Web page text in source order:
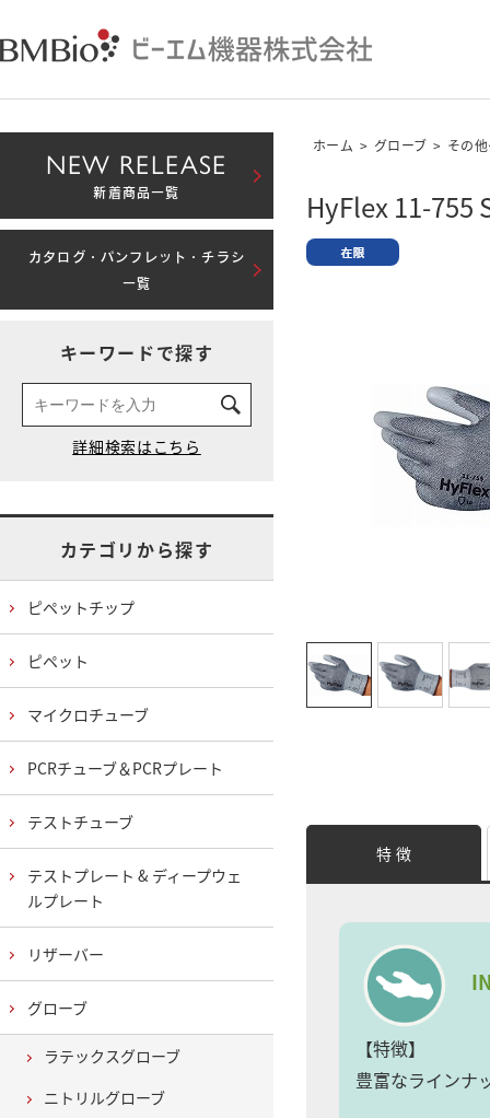
ホーム > グローブ > その
HyFlex 11-755
特 徴
【特徴】
豊富なラインナ
NEW RELEASE
新着商品一覧
カタログ・パンフレット・チラシ
一覧
キーワードで探す
カテゴリから探す
ピペットチップ
ピペット
マイクロチューブ
PCRチューブ＆PCRプレート
テストチューブ
テストプレート & ディープウェ
ルプレート
リザーバー
グローブ
ラテックスグローブ
ニトリルグローブ